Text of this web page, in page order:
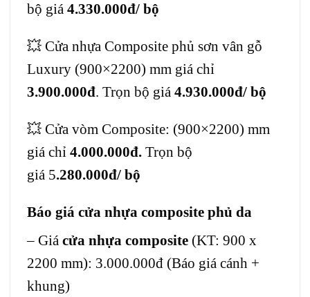
bộ giá 4.330.000đ/ bộ
💥 Cửa nhựa Composite phủ sơn vân gỗ
Luxury (900×2200) mm giá chỉ
3.900.000đ. Trọn bộ giá 4.930.000đ/ bộ
💥 Cửa vòm Composite: (900×2200) mm
giá chỉ 4.000.000đ. Trọn bộ
giá 5.280.000đ/ bộ
Báo giá cửa nhựa composite phủ da
– Giá cửa nhựa composite (KT: 900 x
2200 mm): 3.000.000đ (Báo giá cánh +
khung)